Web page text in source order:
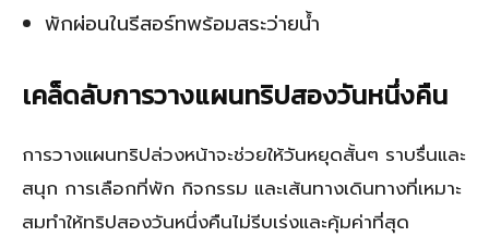
พักผ่อนในรีสอร์ทพร้อมสระว่ายน้ำ
เคล็ดลับการวางแผนทริปสองวันหนึ่งคืน
การวางแผนทริปล่วงหน้าจะช่วยให้วันหยุดสั้นๆ ราบรื่นและ
สนุก การเลือกที่พัก กิจกรรม และเส้นทางเดินทางที่เหมาะ
สมทำให้ทริปสองวันหนึ่งคืนไม่รีบเร่งและคุ้มค่าที่สุด